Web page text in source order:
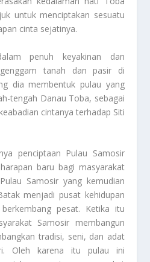
untuk menciptakan sesuatu
cinta sejatinya.
penuh keyakinan dan
tanah dan pasir di
dia membentuk pulau yang
tengah Danau Toba, sebagai
cintanya terhadap Siti
penciptaan Pulau Samosir
baru bagi masyarakat
Samosir yang kemudian
menjadi pusat kehidupan
pesat. Ketika itu
Samosir membangun
tradisi, seni, dan adat
Oleh karena itu pulau ini